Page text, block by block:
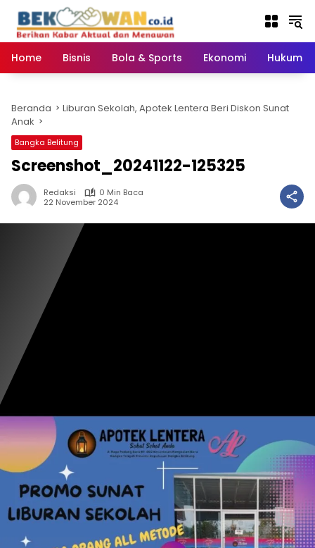
konten
Home
Bisnis Bola & Sports Ekonomi Hukum
Beranda
Liburan Sekolah, Apotek Lentera Beri Diskon Sunat
Anak
Bangka Belitung
Screenshot_20241122-125325
Redaksi
0 Min Baca
22 November 2024